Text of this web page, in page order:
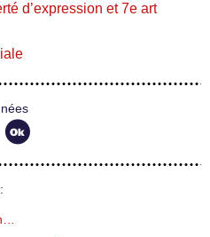
d’expression et 7e art